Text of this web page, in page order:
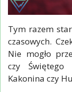
Tym razem
czasowych.
Nie mogło
czy Świętego
Kakonina czy